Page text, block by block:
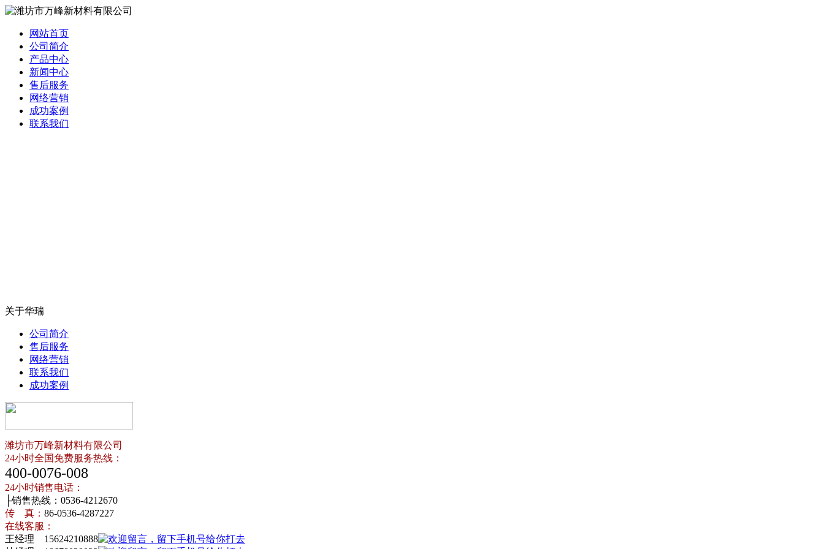
网站首页
公司简介
产品中心
新闻中心
售后服务
网络营销
成功案例
联系我们
关于华瑞
公司简介
售后服务
网络营销
联系我们
成功案例
潍坊市万峰新材料有限公司
24小时全国免费服务热线：
400-0076-008
24小时销售电话：
├销售热线：0536-4212670
传 真： 86-0536-4287227
在线客服：
王经理 15624210888